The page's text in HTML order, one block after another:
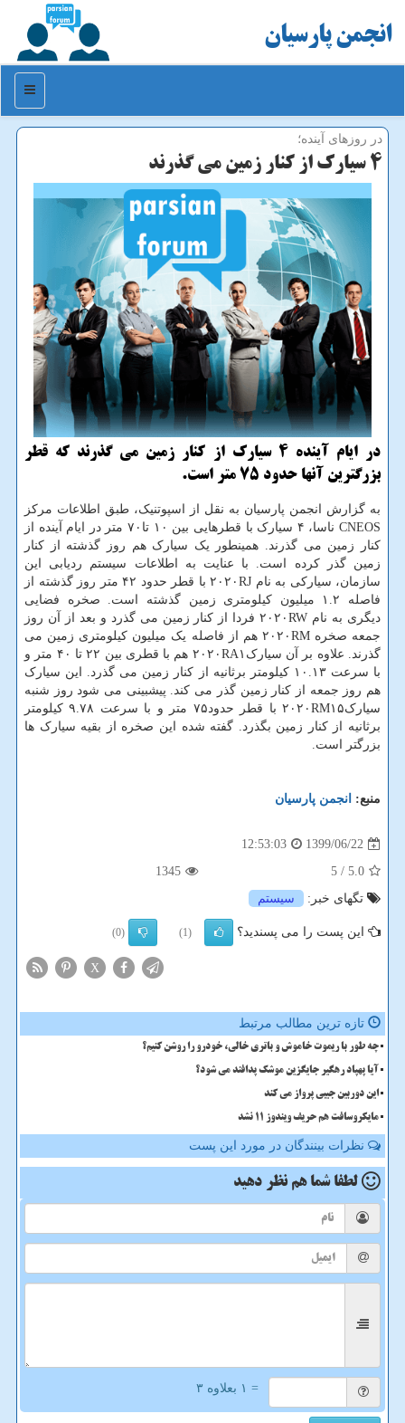
انجمن پارسیان
منو
در روزهای آینده؛
4 سیارك از كنار زمین می گذرند
در ایام آینده ۴ سیارك از كنار زمین می گذرند كه قطر
بزرگترین آنها حدود ۷۵ متر است.
به گزارش انجمن پارسیان به نقل از اسپوتنیک، طبق اطلاعات مرکز
CNEOS ناسا، ۴ سیارک با قطرهایی بین ۱۰ تا۷۰ متر در ایام آینده از
کنار زمین می گذرند. همینطور یک سیارک هم روز گذشته از کنار
زمین گذر کرده است. با عنایت به اطلاعات سیستم ردیابی این
سازمان، سیارکی به نام ۲۰۲۰RJ با قطر حدود ۴۲ متر روز گذشته از
فاصله ۱.۲ میلیون کیلومتری زمین گذشته است. صخره فضایی
دیگری به نام ۲۰۲۰RW فردا از کنار زمین می گذرد و بعد از آن روز
جمعه صخره ۲۰۲۰RM هم از فاصله یک میلیون کیلومتری زمین می
گذرند. علاوه بر آن سیارک۲۰۲۰RA۱ هم با قطری بین ۲۲ تا ۴۰ متر و
با سرعت ۱۰.۱۳ کیلومتر برثانیه از کنار زمین می گذرد. این سیارک
هم روز جمعه از کنار زمین گذر می کند. پیشبینی می شود روز شنبه
سیارک۲۰۲۰RM۱۵ با قطر حدود۷۵ متر و با سرعت ۹.۷۸ کیلومتر
برثانیه از کنار زمین بگذرد. گفته شده این صخره از بقیه سیارک ها
بزرگتر است.
منبع: انجمن پارسیان
1399/06/22
12:53:03
5.0
/ 5
1345
تگهای خبر:
سیستم
این پست را می پسندید؟ (1)
(0)
X
تازه ترین مطالب مرتبط
چه طور با ریموت خاموش و باتری خالی، خودرو را روشن کنیم؟
آیا پهپاد رهگیر جایگزین موشک پدافند می شود؟
این دوربین جیبی پرواز می کند
مایکروسافت هم حریف ویندوز 11 نشد
نظرات بینندگان در مورد این پست
لطفا شما هم نظر دهید
= ۱ بعلاوه ۳